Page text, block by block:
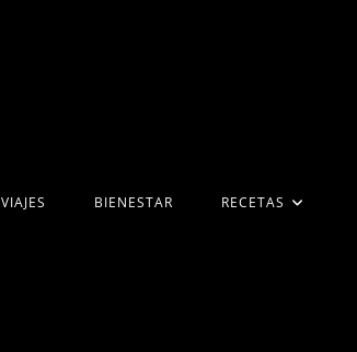
VIAJES BIENESTAR RECETAS